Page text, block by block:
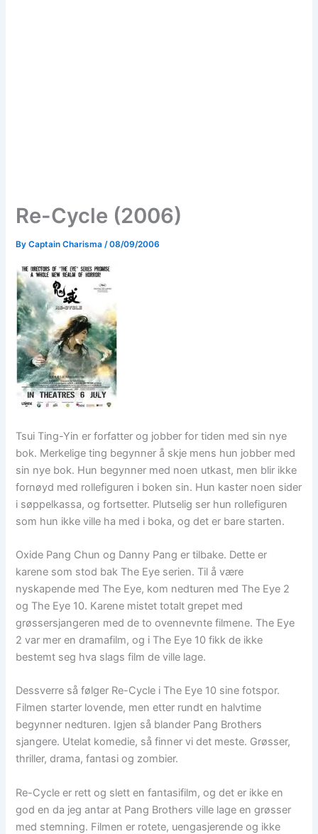
Re-Cycle (2006)
ByCaptain Charisma /08/09/2006
Tsui Ting-Yin er forfatter og jobber for tiden med sin nye
bok. Merkelige ting begynner å skje mens hun jobber med
sin nye bok. Hun begynner med noen utkast, men blir ikke
fornøyd med rollefiguren i boken sin. Hun kaster noen sider
i søppelkassa, og fortsetter. Plutselig ser hun rollefiguren
som hun ikke ville ha med i boka, og det er bare starten.
Oxide Pang Chun og Danny Pang er tilbake. Dette er
karene som stod bak The Eye serien. Til å være
nyskapende med The Eye, kom nedturen med The Eye 2
og The Eye 10. Karene mistet totalt grepet med
grøssersjangeren med de to ovennevnte filmene. The Eye
2 var mer en dramafilm, og i The Eye 10 fikk de ikke
bestemt seg hva slags film de ville lage.
Dessverre så følger Re-Cycle i The Eye 10 sine fotspor.
Filmen starter lovende, men etter rundt en halvtime
begynner nedturen. Igjen så blander Pang Brothers
sjangere. Utelat komedie, så finner vi det meste. Grøsser,
thriller, drama, fantasi og zombier.
Re-Cycle er rett og slett en fantasifilm, og det er ikke en
god en da jeg antar at Pang Brothers ville lage en grøsser
med stemning. Filmen er rotete, uengasjerende og ikke